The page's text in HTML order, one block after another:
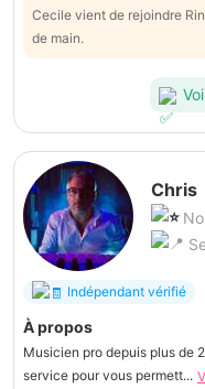
Cecile vient de rejoindre
de main.
Chris
Indépendant vérifié
À propos
Musicien pro depuis plus de
service pour vous permett...